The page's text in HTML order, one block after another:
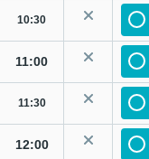
10:30
11:00
11:30
12:00